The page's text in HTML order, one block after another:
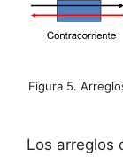
Figura 5.
Los arreglos